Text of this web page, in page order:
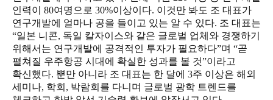
인력이 80여명으로 30%이상이다. 이것만 봐도 조 대표가
연구개발에 얼마나 공을 들이고 있는 알 수 있다. 조 대표는
“일본 니콘, 독일 칼자이스와 같은 글로벌 업체와 경쟁하기
위해서는 연구개발에 공격적인 투자가 필요하다”며 “곧
펼쳐질 우주항공 시대에 확실한 성과를 볼 것”이라고
확신했다. 뿐만 아니라 조 대표는 한 달에 3주 이상은 해외
세미나, 학회, 박람회를 다니며 글로벌 광학 트렌드를